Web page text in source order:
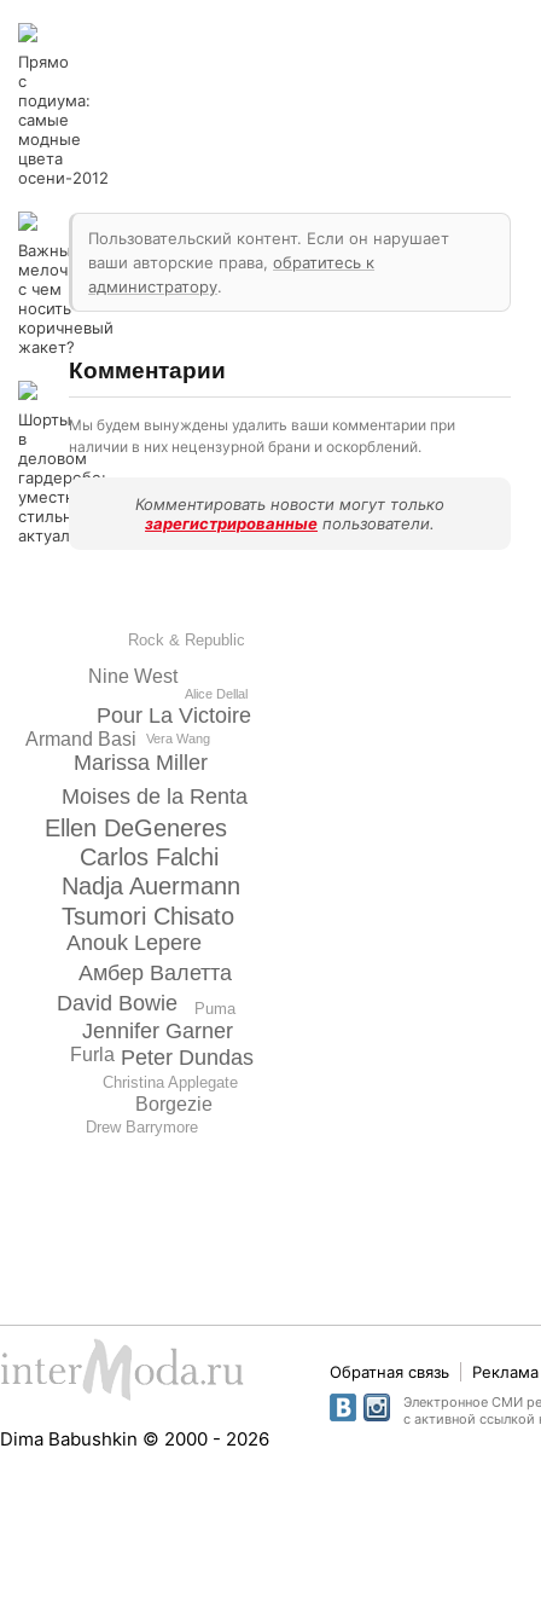
Прямо
с
подиума:
самые
модные
цвета
осени-2012
Важные
мелочи:
с чем
носить
коричневый
жакет?
Шорты
в
деловом
гардеробе:
уместно,
стильно,
актуально!
Nadja Auermann
Carlos Falchi
Tsumori Chisato
Ellen DeGeneres
Anouk Lepere
Амбер Валетта
Moises de la Renta
Marissa Miller
David Bowie
Jennifer Garner
Pour La Victoire
Peter Dundas
Armand Basi
Nine West
Furla
Borgezie
Puma
Drew Barrymore
Rock & Republic
Christina Applegate
Vera Wang
Alice Dellal
Пользовательский контент. Если он нарушает
ваши авторские права,обратитесь к
администратору.
Комментарии
Мы будем вынуждены удалить ваши комментарии при
наличии в них нецензурной брани и оскорблений.
Комментировать новости могут только
зарегистрированные пользователи.
Dima Babushkin © 2000 - 2026
Обратная связь
Электронное СМИ
с активной ссылкой